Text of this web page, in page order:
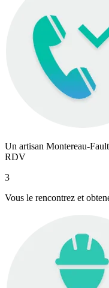
Un artisan Montereau-
RDV
3
Vous le rencontrez et